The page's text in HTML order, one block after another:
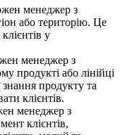
менеджер з
або територію. Це
у
менеджер з
продукті або лінійці
продукту та
клієнтів.
менеджер з
клієнтів,